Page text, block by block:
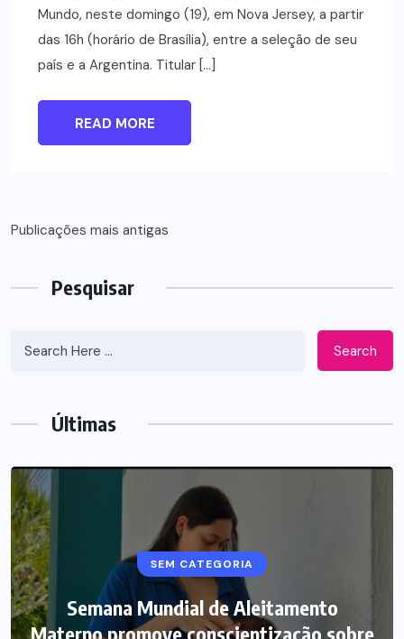
Mundo, neste domingo (19), em Nova Jersey, a partir
das 16h (horário de Brasília), entre a seleção de seu
país e a Argentina. Titular […]
READ MORE
Navegação
posts
Publicações mais antigas
Pesquisar
Search
Últimas
SEM CATEGORIA
Semana Mundial de Aleitamento